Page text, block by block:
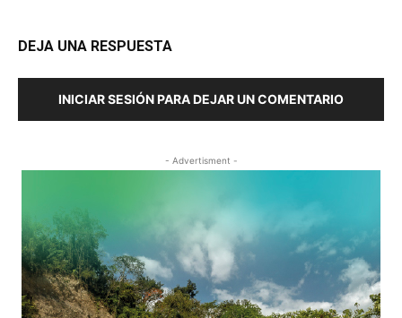
DEJA UNA RESPUESTA
INICIAR SESIÓN PARA DEJAR UN COMENTARIO
- Advertisment -